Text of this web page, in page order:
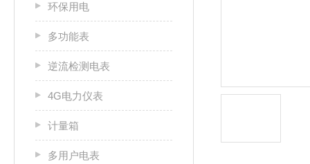
环保用电
多功能表
逆流检测电表
4G电力仪表
计量箱
多用户电表